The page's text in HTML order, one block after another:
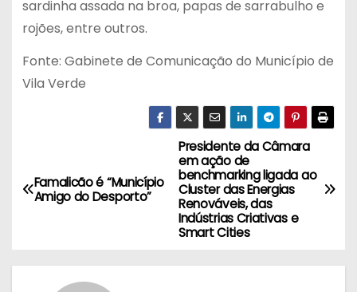
sardinha assada na broa, papas de sarrabulho e
rojões, entre outros.
Fonte: Gabinete de Comunicação do Município de
Vila Verde
a
Presidente da Câmara
em ação de
benchmarking ligada ao
Cluster das Energias
Renováveis, das
Indústrias Criativas e
Smart Cities
Famalicão é “Município
Amigo do Desporto”